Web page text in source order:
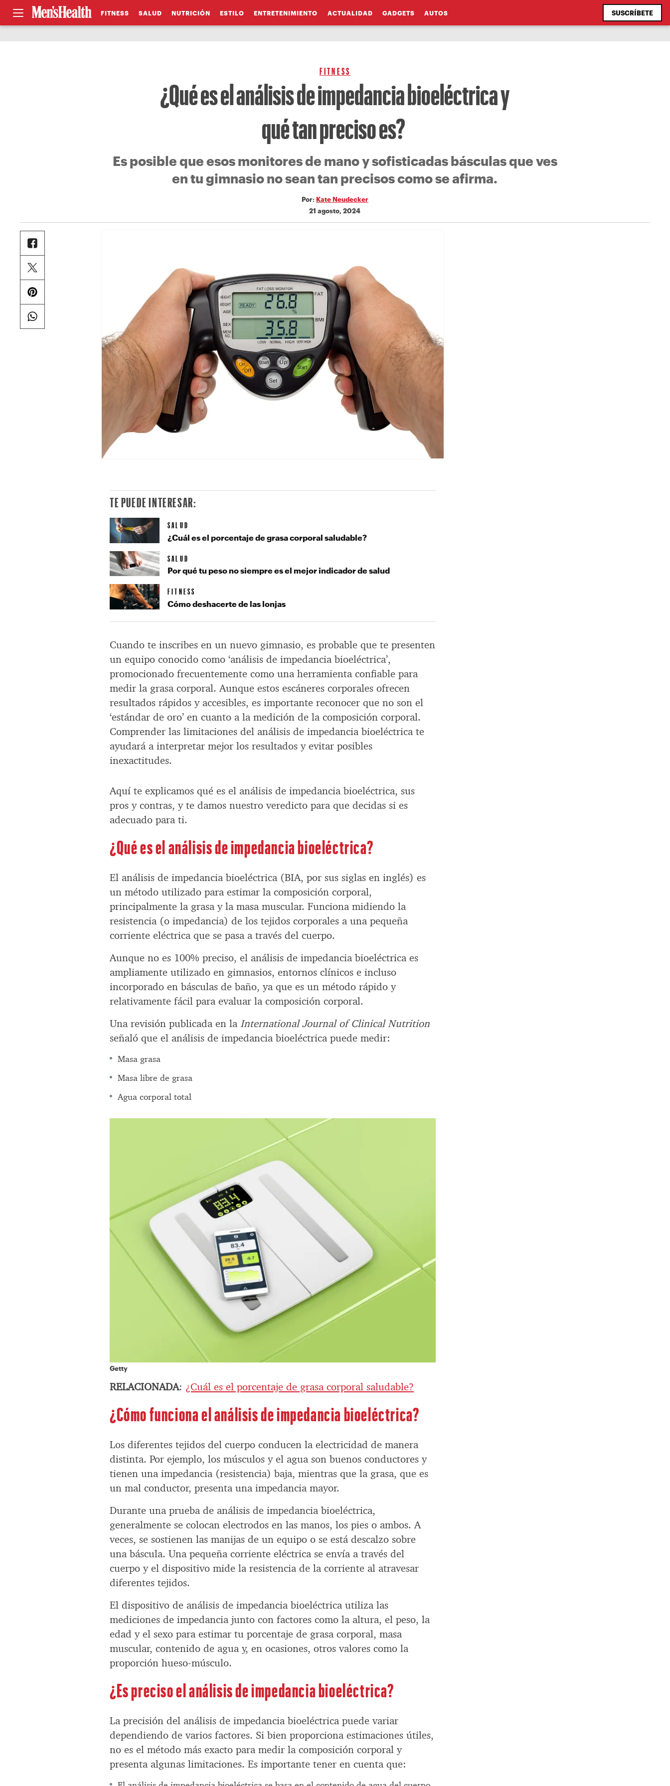
FITNESS SALUD NUTRICIÓN ESTILO ENTRETENIMIENTO ACTUALIDAD GADGETS AUTOS SUSCRÍBETE
FITNESS
¿Qué es el análisis de impedancia bioeléctrica y
qué tan preciso es?
Es posible que esos monitores de mano y sofisticadas básculas que ves
en tu gimnasio no sean tan precisos como se afirma.
Por: Kate Neudecker
21 agosto, 2024
Cuando te inscribes en un nuevo gimnasio, es probable que te presenten
un equipo conocido como ‘análisis de impedancia bioeléctrica’,
promocionado frecuentemente como una herramienta confiable para
medir la grasa corporal. Aunque estos escáneres corporales ofrecen
resultados rápidos y accesibles, es importante reconocer que no son el
‘estándar de oro’ en cuanto a la medición de la composición corporal.
Comprender las limitaciones del análisis de impedancia bioeléctrica te
ayudará a interpretar mejor los resultados y evitar posibles
inexactitudes.
Aquí te explicamos qué es el análisis de impedancia bioeléctrica, sus
pros y contras, y te damos nuestro veredicto para que decidas si es
adecuado para ti.
¿Qué es el análisis de impedancia bioeléctrica?
El análisis de impedancia bioeléctrica (BIA, por sus siglas en inglés) es
un método utilizado para estimar la composición corporal,
principalmente la grasa y la masa muscular. Funciona midiendo la
resistencia (o impedancia) de los tejidos corporales a una pequeña
corriente eléctrica que se pasa a través del cuerpo.
Aunque no es 100% preciso, el análisis de impedancia bioeléctrica es
ampliamente utilizado en gimnasios, entornos clínicos e incluso
incorporado en básculas de baño, ya que es un método rápido y
relativamente fácil para evaluar la composición corporal.
Una revisión publicada en laInternational Journal of Clinical Nutrition
señaló que el análisis de impedancia bioeléctrica puede medir:
Masa grasa
Masa libre de grasa
Agua corporal total
Getty
RELACIONADA: ¿Cuál es el porcentaje de grasa corporal saludable?
¿Cómo funciona el análisis de impedancia bioeléctrica?
Los diferentes tejidos del cuerpo conducen la electricidad de manera
distinta. Por ejemplo, los músculos y el agua son buenos conductores y
tienen una impedancia (resistencia) baja, mientras que la grasa, que es
un mal conductor, presenta una impedancia mayor.
Durante una prueba de análisis de impedancia bioeléctrica,
generalmente se colocan electrodos en las manos, los pies o ambos. A
veces, se sostienen las manijas de un equipo o se está descalzo sobre
una báscula. Una pequeña corriente eléctrica se envía a través del
cuerpo y el dispositivo mide la resistencia de la corriente al atravesar
diferentes tejidos.
El dispositivo de análisis de impedancia bioeléctrica utiliza las
mediciones de impedancia junto con factores como la altura, el peso, la
edad y el sexo para estimar tu porcentaje de grasa corporal, masa
muscular, contenido de agua y, en ocasiones, otros valores como la
proporción hueso-músculo.
¿Es preciso el análisis de impedancia bioeléctrica?
La precisión del análisis de impedancia bioeléctrica puede variar
dependiendo de varios factores. Si bien proporciona estimaciones útiles,
no es el método más exacto para medir la composición corporal y
presenta algunas limitaciones. Es importante tener en cuenta que:
TE PUEDE INTERESAR:
SALUD
¿Cuál es el porcentaje de grasa corporal saludable?
SALUD
Por qué tu peso no siempre es el mejor indicador de salud
FITNESS
Cómo deshacerte de las lonjas